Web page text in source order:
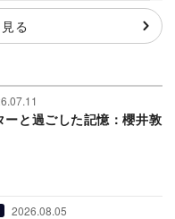
る
ーと過ごした記憶：櫻井敦
2026.08.05